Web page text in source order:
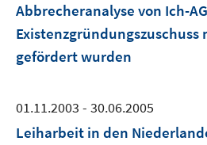
Abbrecheranalyse von Ich-
Existenzgründungszuschuss
gefördert wurden
01.11.2003 - 30.06.2005
Leiharbeit in den